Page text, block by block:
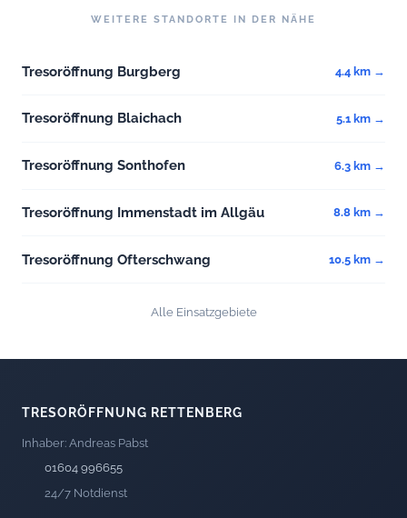
WEITERE STANDORTE IN DER NÄHE
Tresoröffnung Burgberg 4.4 km →
Tresoröffnung Blaichach 5.1 km →
Tresoröffnung Sonthofen 6.3 km →
Tresoröffnung Immenstadt im Allgäu 8.8 km →
Tresoröffnung Ofterschwang 10.5 km →
Alle Einsatzgebiete
TRESORÖFFNUNG RETTENBERG
Inhaber: Andreas Pabst
01604 996655
24/7 Notdienst